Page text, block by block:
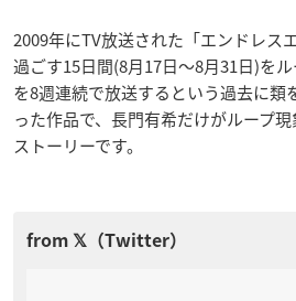
2009年にTV放送された「エンドレス
過ごす15日間(8月17日～8月31日)を
を8週連続で放送するという過去に類
った作品で、長門有希だけがループ
ストーリーです。